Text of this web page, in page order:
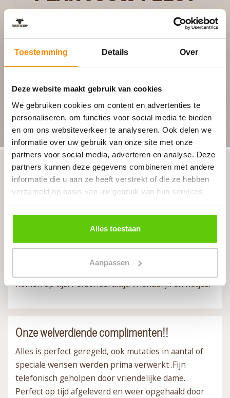
Toestemming Details Over
Deze website maakt gebruik van cookies
We gebruiken cookies om content en advertenties te
personaliseren, om functies voor social media te bieden
en om ons websiteverkeer te analyseren. Ook delen we
informatie over uw gebruik van onze site met onze
partners voor social media, adverteren en analyse. Deze
partners kunnen deze gegevens combineren met andere
informatie die u aan ze heeft verstrekt of die ze hebben
verzameld op basis van uw gebruik van hun services.
Alles toestaan
Aanpassen
In 4 stappen een offerte op maat
Geheel vrijblijvend
BEGIN MET PLANNEN
Klant reacties
Heel tevreden over Runderkamp!
Wij zijn heel tevreden over Runderkamp, de service,
klantvriendelijkheid en het bestelde eten is
Komen op tijd. Personeel altijd vriendelijk en netjes.
Onze welverdiende complimenten!!
Alles is perfect geregeld, ook mutaties in aantal of
speciale wensen werden prima verwerkt .Fijn
telefonisch geholpen door vriendelijke dame.
Perfect op tijd afgeleverd en weer opgehaald door